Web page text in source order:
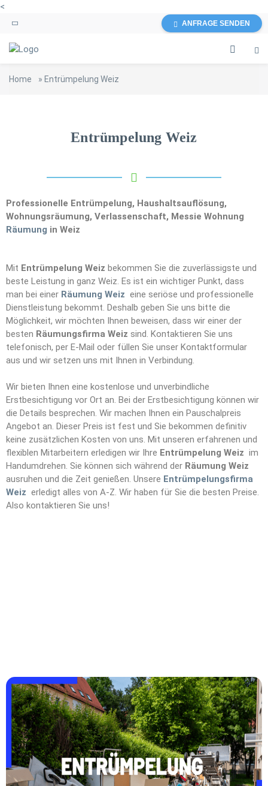
<
ANFRAGE SENDEN
Home » Entrümpelung Weiz
Entrümpelung Weiz
Professionelle Entrümpelung, Haushaltsauflösung,
Wohnungsräumung, Verlassenschaft, Messie Wohnung
Räumung in Weiz
Mit Entrümpelung Weiz bekommen Sie die zuverlässigste und
beste Leistung in ganz Weiz. Es ist ein wichtiger Punkt, dass
man bei einer Räumung Weiz eine seriöse und professionelle
Dienstleistung bekommt. Deshalb geben Sie uns bitte die
Möglichkeit, wir möchten Ihnen beweisen, dass wir einer der
besten Räumungsfirma Weiz sind. Kontaktieren Sie uns
telefonisch, per E-Mail oder füllen Sie unser Kontaktformular
aus und wir setzen uns mit Ihnen in Verbindung.
Wir bieten Ihnen eine kostenlose und unverbindliche
Erstbesichtigung vor Ort an. Bei der Erstbesichtigung können wir
die Details besprechen. Wir machen Ihnen ein Pauschalpreis
Angebot an. Dieser Preis ist fest und Sie bekommen definitiv
keine zusätzlichen Kosten von uns. Mit unseren erfahrenen und
flexiblen Mitarbeitern erledigen wir Ihre Entrümpelung Weiz im
Handumdrehen. Sie können sich während der Räumung Weiz
ausruhen und die Zeit genießen. Unsere Entrümpelungsfirma
Weiz erledigt alles von A-Z. Wir haben für Sie die besten Preise.
Also kontaktieren Sie uns!